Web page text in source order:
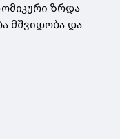
ზრდა
მშვიდობა და